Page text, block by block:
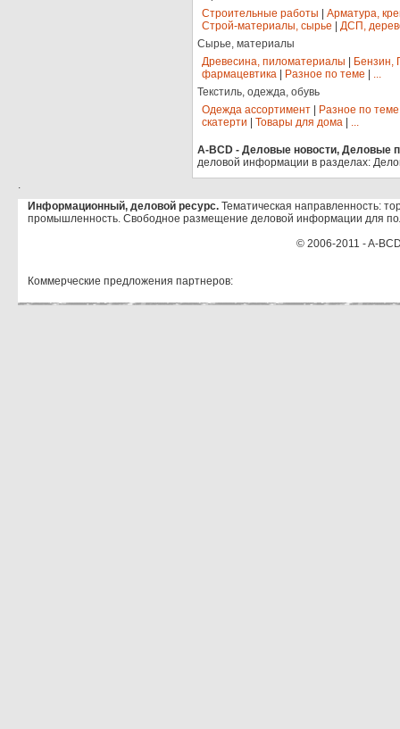
Строительные работы
Арматура,
Строй-материалы, сырье
ДСП,
Сырье, материалы
Древесина, пиломатериалы
Бензин,
фармацевтика
Разное по теме
...
Текстиль, одежда, обувь
Одежда ассортимент
Разное по теме
скатерти
Товары для дома ...
A-BCD - Деловые новости, Деловые
деловой информации в разделах:
.
Информационный, деловой ресурс. Тематическая направленность:
промышленность. Свободное размещение деловой информации для
© 2006-2011 - A-
Коммерческие предложения партнеров: